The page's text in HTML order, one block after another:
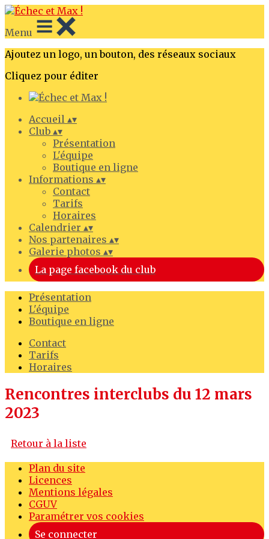
Menu
Ajoutez un logo, un bouton, des réseaux sociaux
Cliquez pour éditer
Accueil ▴▾
Club ▴▾
Présentation
L'équipe
Boutique en ligne
Informations ▴▾
Contact
Tarifs
Horaires
Calendrier ▴▾
Nos partenaires ▴▾
Galerie photos ▴▾
La page facebook du club
Présentation
L'équipe
Boutique en ligne
Contact
Tarifs
Horaires
Rencontres interclubs du 12 mars
2023
Retour à la liste
Plan du site
Licences
Mentions légales
CGUV
Paramétrer vos cookies
Se connecter